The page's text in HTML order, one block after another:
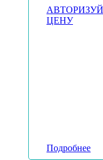
ЦЕНУ
Подробнее